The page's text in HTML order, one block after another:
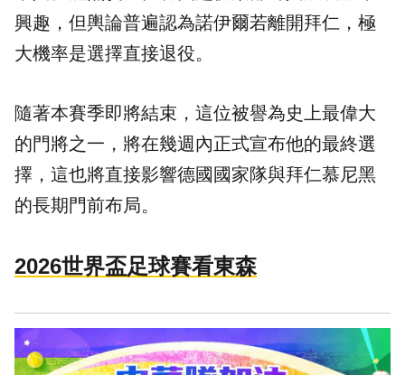
興趣，但輿論普遍認為諾伊爾若離開拜仁，極
大機率是選擇直接退役。
隨著本賽季即將結束，這位被譽為史上最偉大
的門將之一，將在幾週內正式宣布他的最終選
擇，這也將直接影響德國國家隊與拜仁慕尼黑
的長期門前布局。
2026世界盃足球賽看東森